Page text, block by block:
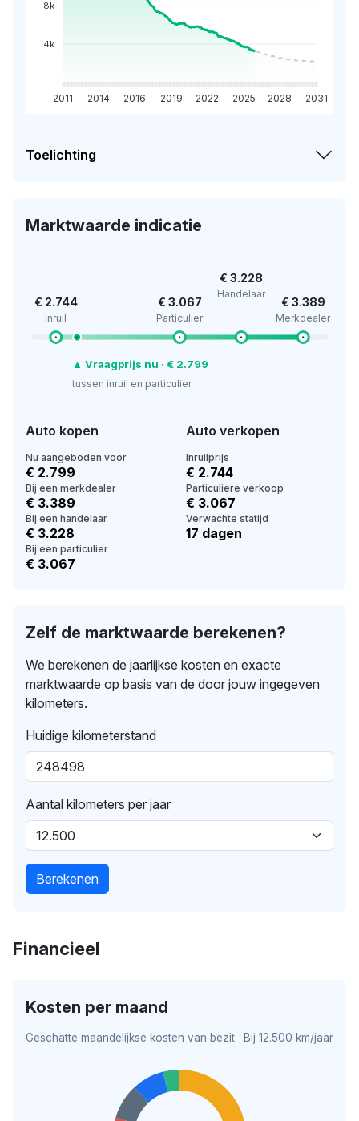
8k
4k
2011 2014 2016 2019 2022 2025 2028 2031
Toelichting
Marktwaarde indicatie
€ 2.744
Inruil
€ 3.067
Particulier
€ 3.228
Handelaar
€ 3.389
Merkdealer
▲ Vraagprijs nu · € 2.799
tussen inruil en particulier
Auto kopen
Nu aangeboden voor
€ 2.799
Bij een merkdealer
€ 3.389
Bij een handelaar
€ 3.228
Bij een particulier
€ 3.067
Auto verkopen
Inruilprijs
€ 2.744
Particuliere verkoop
€ 3.067
Verwachte statijd
17 dagen
Zelf de marktwaarde berekenen?
We berekenen de jaarlijkse kosten en exacte
marktwaarde op basis van de door jouw ingegeven
kilometers.
Huidige kilometerstand
Aantal kilometers per jaar
Berekenen
Financieel
Kosten per maand
Geschatte maandelijkse kosten van bezit Bij 12.500 km/jaar